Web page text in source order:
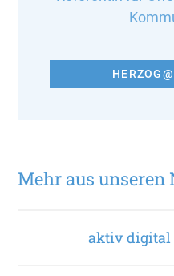
Mehr aus unseren
aktiv digital